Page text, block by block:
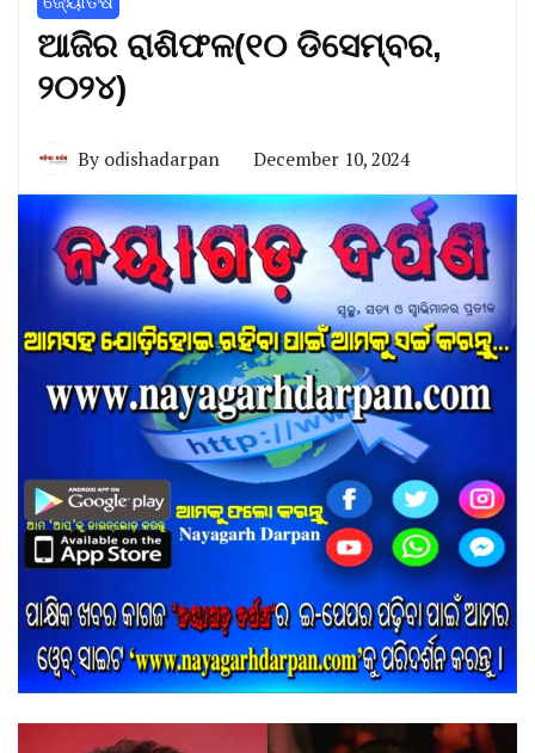
ଆଜିର ରାଶିଫଳ(୧୦ ଡିସେମ୍ବର,
୨୦୨୪)
By odishadarpan December 10, 2024